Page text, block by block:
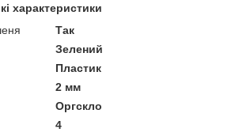
характеристики
Так
Зелений
Пластик
2 мм
Оргскло
4